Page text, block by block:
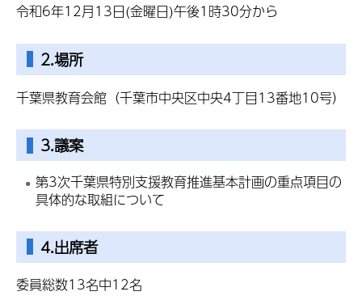
令和6年12月13日(金曜日)午後1時30分から
2.場所
千葉県教育会館（千葉市中央区中央4丁目13番地10号）
3.議案
第3次千葉県特別支援教育推進基本計画の重点項目の
具体的な取組について
4.出席者
委員総数13名中12名